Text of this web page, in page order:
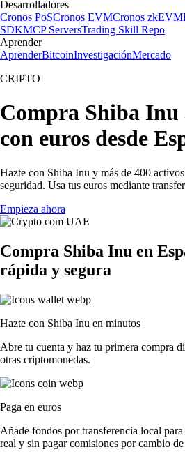
Desarrolladores
Cronos PoSCronos EVMCronos zkEVM
SDKMCP ServersTrading Skill Repo
Aprender
AprenderBitcoinInvestigaciónMercado
CRIPTO
Compra Shiba Inu
con euros desde
Hazte con Shiba Inu y más de 400
seguridad. Usa tus euros mediante
Empieza ahora
Compra Shiba Inu en
rápida y segura
Hazte con Shiba Inu en minutos
Abre tu cuenta y haz tu primera compra
otras criptomonedas.
Paga en euros
Añade fondos por transferencia local
real y sin pagar comisiones por cambio